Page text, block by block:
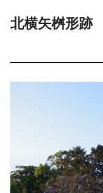
北横矢桝形跡